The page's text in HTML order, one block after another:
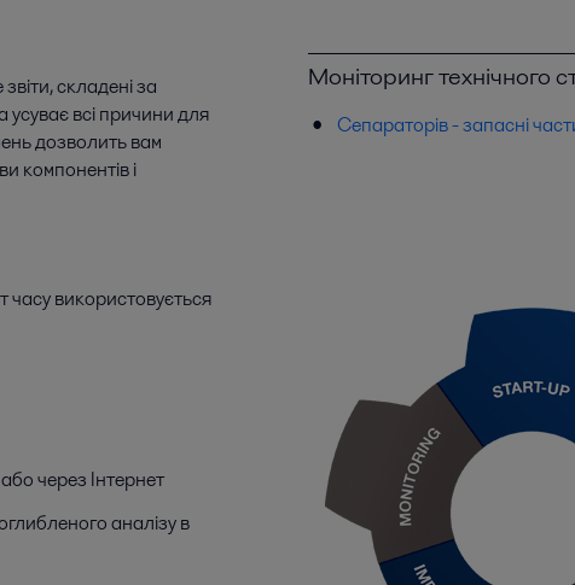
складені за
усуває всі причини для
дозволить вам
компонентів і
часу використовується
через Інтернет
аналізу в
Моніторинг технічного
Сепараторів - запасні